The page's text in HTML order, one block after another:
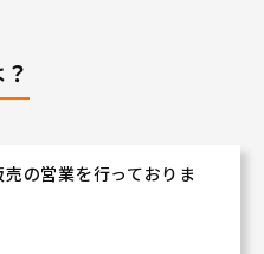
では多めの110日!!
の雰囲気」としてお
の営業を行っておりま